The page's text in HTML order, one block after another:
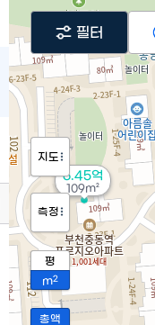
6.45억
109m²
지도
측정
평
m2
총액
필터